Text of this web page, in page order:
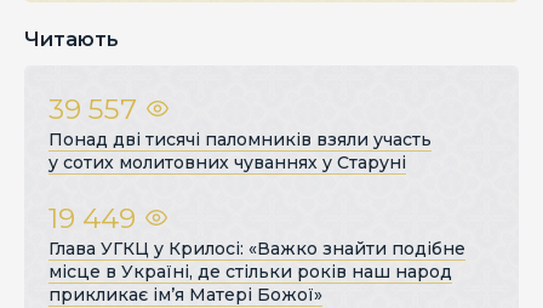
Читають
39 557
Понад дві тисячі паломників взяли участь
у сотих молитовних чуваннях у Старуні
19 449
Глава УГКЦ у Крилосі: «Важко знайти подібне
місце в Україні, де стільки років наш народ
прикликає ім’я Матері Божої»